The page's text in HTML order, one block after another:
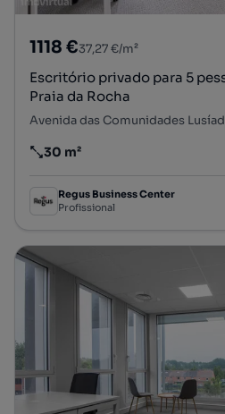
1118 €37,27 €/m²
Escritório privado para 5
Praia da Rocha
Preço por metro quadrado
30 m²
Regus Business Center
Profissional